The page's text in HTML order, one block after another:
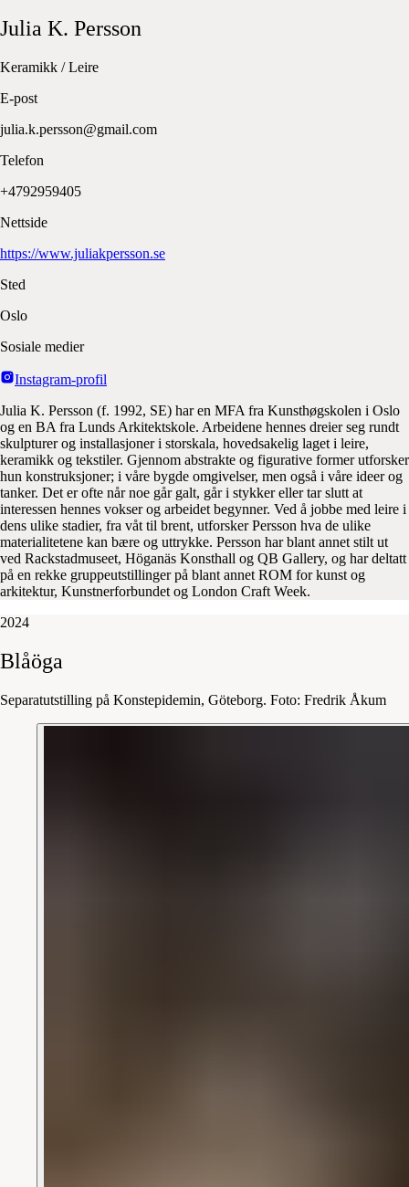
Julia K. Persson
Keramikk / Leire
E-post
julia.k.persson@gmail.com
Telefon
+4792959405
Nettside
https://www.juliakpersson.se
Sted
Oslo
Sosiale medier
Instagram-profil
Julia K. Persson (f. 1992, SE) har en MFA fra Kunsthøgskolen i Oslo
og en BA fra Lunds Arkitektskole. Arbeidene hennes dreier seg rundt
skulpturer og installasjoner i storskala, hovedsakelig laget i leire,
keramikk og tekstiler. Gjennom abstrakte og figurative former utforsker
hun konstruksjoner; i våre bygde omgivelser, men også i våre ideer og
tanker. Det er ofte når noe går galt, går i stykker eller tar slutt at
interessen hennes vokser og arbeidet begynner. Ved å jobbe med leire i
dens ulike stadier, fra våt til brent, utforsker Persson hva de ulike
materialitetene kan bære og uttrykke. Persson har blant annet stilt ut
ved Rackstadmuseet, Höganäs Konsthall og QB Gallery, og har deltatt
på en rekke gruppeutstillinger på blant annet ROM for kunst og
arkitektur, Kunstnerforbundet og London Craft Week.
2024
Blåöga
Separatutstilling på Konstepidemin, Göteborg. Foto: Fredrik Åkum